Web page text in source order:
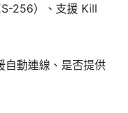
256）、支援 Kill
自動連線、是否提供